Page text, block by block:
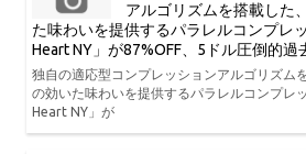
アルゴリズムを搭載した
た味わいを提供するパラレルコンプレ
Heart NY」が87%OFF、5ドル圧倒的過
独自の適応型コンプレッションアルゴリズム
の効いた味わいを提供するパラレルコンプレ
Heart NY」が